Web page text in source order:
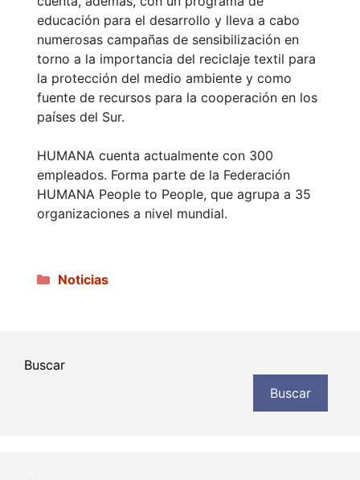
educación para el desarrollo y lleva a cabo
numerosas campañas de sensibilización en
torno a la importancia del reciclaje textil para
la protección del medio ambiente y como
fuente de recursos para la cooperación en los
países del Sur.
HUMANA cuenta actualmente con 300
empleados. Forma parte de la Federación
HUMANA People to People, que agrupa a 35
organizaciones a nivel mundial.
Categorías
Noticias
Buscar
Buscar